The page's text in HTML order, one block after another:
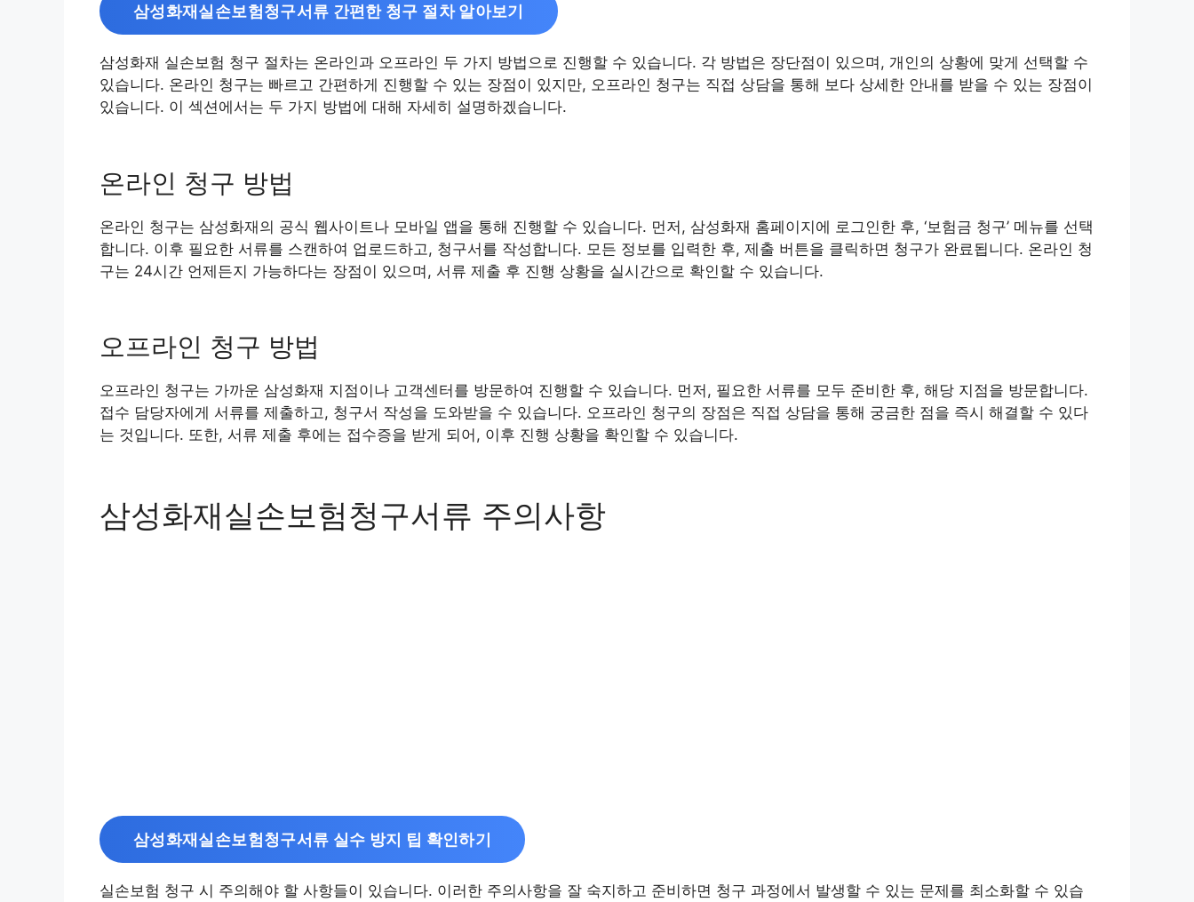
삼성화재실손보험청구서류 간편한 청구 절차 알아보기
삼성화재 실손보험 청구 절차는 온라인과 오프라인 두 가지 방법으로 진행할 수 있습니다. 각 방법은 장단점이 있으며, 개인의 상황에 맞게 선택할 수
있습니다. 온라인 청구는 빠르고 간편하게 진행할 수 있는 장점이 있지만, 오프라인 청구는 직접 상담을 통해 보다 상세한 안내를 받을 수 있는 장점이
있습니다. 이 섹션에서는 두 가지 방법에 대해 자세히 설명하겠습니다.
온라인 청구 방법
온라인 청구는 삼성화재의 공식 웹사이트나 모바일 앱을 통해 진행할 수 있습니다. 먼저, 삼성화재 홈페이지에 로그인한 후, ‘보험금 청구’ 메뉴를 선택
합니다. 이후 필요한 서류를 스캔하여 업로드하고, 청구서를 작성합니다. 모든 정보를 입력한 후, 제출 버튼을 클릭하면 청구가 완료됩니다. 온라인 청
구는 24시간 언제든지 가능하다는 장점이 있으며, 서류 제출 후 진행 상황을 실시간으로 확인할 수 있습니다.
오프라인 청구 방법
오프라인 청구는 가까운 삼성화재 지점이나 고객센터를 방문하여 진행할 수 있습니다. 먼저, 필요한 서류를 모두 준비한 후, 해당 지점을 방문합니다.
접수 담당자에게 서류를 제출하고, 청구서 작성을 도와받을 수 있습니다. 오프라인 청구의 장점은 직접 상담을 통해 궁금한 점을 즉시 해결할 수 있다
는 것입니다. 또한, 서류 제출 후에는 접수증을 받게 되어, 이후 진행 상황을 확인할 수 있습니다.
삼성화재실손보험청구서류 주의사항
삼성화재실손보험청구서류 실수 방지 팁 확인하기
실손보험 청구 시 주의해야 할 사항들이 있습니다. 이러한 주의사항을 잘 숙지하고 준비하면 청구 과정에서 발생할 수 있는 문제를 최소화할 수 있습